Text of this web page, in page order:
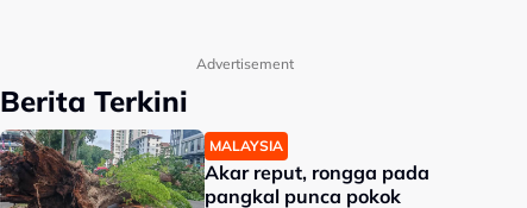
Advertisement
Berita Terkini
MALAYSIA
Akar reput, rongga pada
pangkal punca pokok